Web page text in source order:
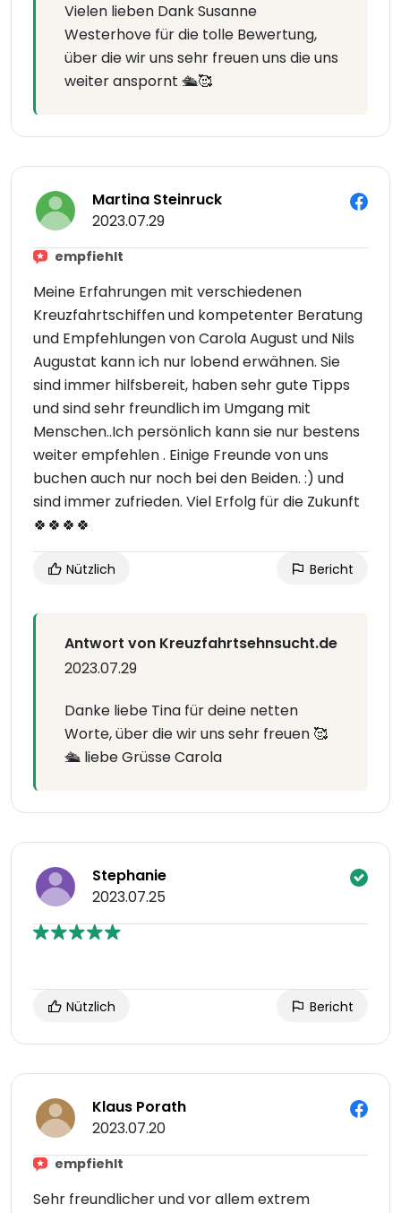
Vielen lieben Dank Susanne
Westerhove für die tolle Bewertung,
über die wir uns sehr freuen uns die uns
weiter anspornt 🛳🥰
Martina Steinruck
2023.07.29
empfiehlt
Meine Erfahrungen mit verschiedenen
Kreuzfahrtschiffen und kompetenter Beratung
und Empfehlungen von Carola August und Nils
Augustat kann ich nur lobend erwähnen. Sie
sind immer hilfsbereit, haben sehr gute Tipps
und sind sehr freundlich im Umgang mit
Menschen..Ich persönlich kann sie nur bestens
weiter empfehlen . Einige Freunde von uns
buchen auch nur noch bei den Beiden. :) und
sind immer zufrieden. Viel Erfolg für die Zukunft
🍀🍀🍀🍀
Nützlich Bericht
Antwort von Kreuzfahrtsehnsucht.de
2023.07.29
Danke liebe Tina für deine netten
Worte, über die wir uns sehr freuen 🥰
🛳 liebe Grüsse Carola
Stephanie
2023.07.25
Nützlich Bericht
Klaus Porath
2023.07.20
empfiehlt
Sehr freundlicher und vor allem extrem